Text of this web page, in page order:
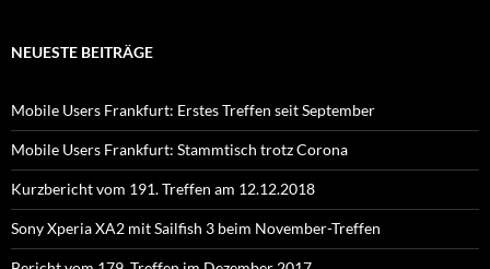
NEUESTE BEITRÄGE
Mobile Users Frankfurt: Erstes Treffen seit September
Mobile Users Frankfurt: Stammtisch trotz Corona
Kurzbericht vom 191. Treffen am 12.12.2018
Sony Xperia XA2 mit Sailfish 3 beim November-Treffen